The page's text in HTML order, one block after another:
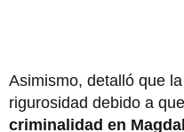
Asimismo, detalló que
rigurosidad debido a
criminalidad en